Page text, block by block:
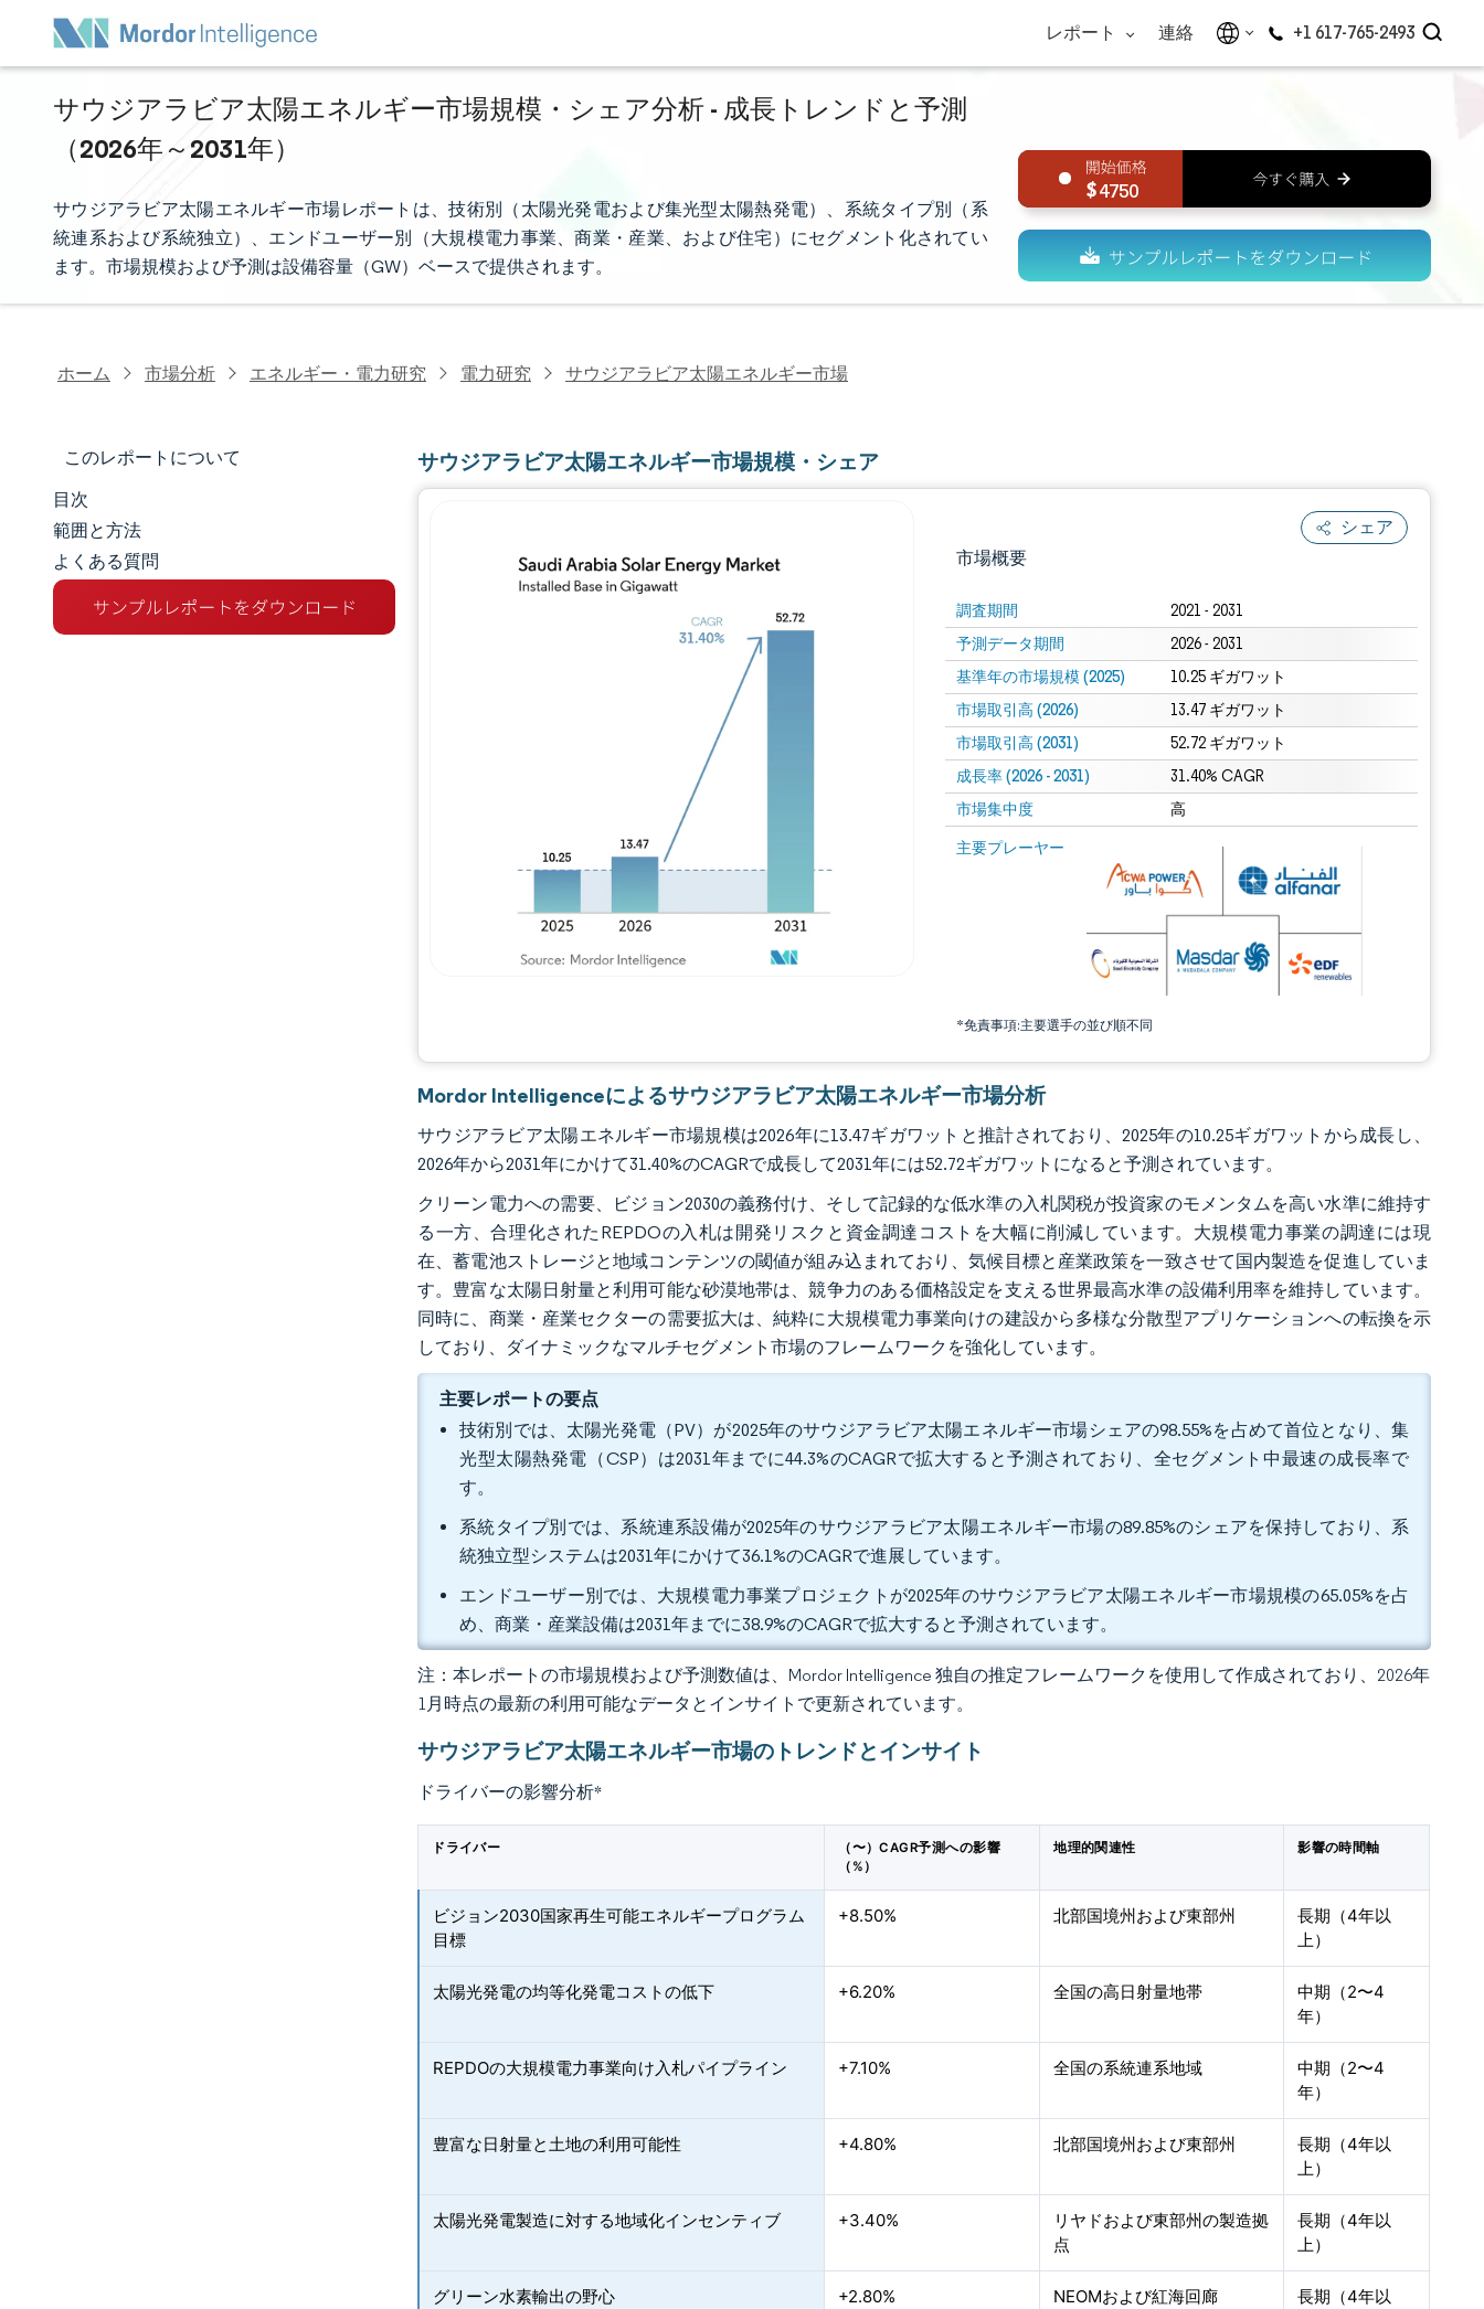
レポート 連絡 +1 617-765-2493
サウジアラビア太陽エネルギー市場規模・シェア分析 - 成長トレンドと予測
（2026年～2031年）
サウジアラビア太陽エネルギー市場レポートは、技術別（太陽光発電および集光型太陽熱発電）、系統タイプ別（系
統連系および系統独立）、エンドユーザー別（大規模電力事業、商業・産業、および住宅）にセグメント化されてい
ます。市場規模および予測は設備容量（GW）ベースで提供されます。
4750
ホーム 市場分析 エネルギー・電力研究 電力研究 サウジアラビア太陽エネルギー市場
このレポートについて
市場規模とシェア
市場分析
トレンドとインサイト
目次
範囲と方法
よくある質問
サウジアラビア太陽エネルギー市場規模・シェア
シェア
市場概要
調査期間 2021 - 2031
予測データ期間 2026 - 2031
基準年の市場規模 (2025) 10.25 ギガワット
市場取引高 (2026) 13.47 ギガワット
市場取引高 (2031) 52.72 ギガワット
成長率 (2026 - 2031) 31.40% CAGR
市場集中度 高
主要プレーヤー
*免責事項:主要選手の並び順不同
画像 © Mordor Intelligence。再利用にはCC BY 4.0の表示が必要です。
画像 © Mordor Intelligence。再利用にはCC BY 4.0の表示が必要です。
Mordor Intelligenceによるサウジアラビア太陽エネルギー市場分析
サウジアラビア太陽エネルギー市場規模は2026年に13.47ギガワットと推計されており、2025年の10.25ギガワットから成長し、
2026年から2031年にかけて31.40%のCAGRで成長して2031年には52.72ギガワットになると予測されています。
クリーン電力への需要、ビジョン2030の義務付け、そして記録的な低水準の入札関税が投資家のモメンタムを高い水準に維持す
る一方、合理化されたREPDOの入札は開発リスクと資金調達コストを大幅に削減しています。大規模電力事業の調達には現
在、蓄電池ストレージと地域コンテンツの閾値が組み込まれており、気候目標と産業政策を一致させて国内製造を促進していま
す。豊富な太陽日射量と利用可能な砂漠地帯は、競争力のある価格設定を支える世界最高水準の設備利用率を維持しています。
同時に、商業・産業セクターの需要拡大は、純粋に大規模電力事業向けの建設から多様な分散型アプリケーションへの転換を示
しており、ダイナミックなマルチセグメント市場のフレームワークを強化しています。
主要レポートの要点
技術別では、太陽光発電（PV）が2025年のサウジアラビア太陽エネルギー市場シェアの98.55%を占めて首位となり、集
光型太陽熱発電（CSP）は2031年までに44.3%のCAGRで拡大すると予測されており、全セグメント中最速の成長率で
す。
系統タイプ別では、系統連系設備が2025年のサウジアラビア太陽エネルギー市場の89.85%のシェアを保持しており、系
統独立型システムは2031年にかけて36.1%のCAGRで進展しています。
エンドユーザー別では、大規模電力事業プロジェクトが2025年のサウジアラビア太陽エネルギー市場規模の65.05%を占
め、商業・産業設備は2031年までに38.9%のCAGRで拡大すると予測されています。
注：本レポートの市場規模および予測数値は、Mordor Intelligence 独自の推定フレームワークを使用して作成されており、2026年
1月時点の最新の利用可能なデータとインサイトで更新されています。
サウジアラビア太陽エネルギー市場のトレンドとインサイト
ドライバーの影響分析*
ドライバー
（〜）CAGR予測への影響
（%）
地理的関連性 影響の時間軸
ビジョン2030国家再生可能エネルギープログラム
目標
+8.50% 北部国境州および東部州
長期（4年以
上）
太陽光発電の均等化発電コストの低下 +6.20% 全国の高日射量地帯
中期（2〜4
年）
REPDOの大規模電力事業向け入札パイプライン +7.10% 全国の系統連系地域
中期（2〜4
年）
豊富な日射量と土地の利用可能性 +4.80% 北部国境州および東部州
長期（4年以
上）
太陽光発電製造に対する地域化インセンティブ +3.40%
リヤドおよび東部州の製造拠
点
長期（4年以
上）
グリーン水素輸出の野心 +2.80% NEOMおよび紅海回廊
長期（4年以